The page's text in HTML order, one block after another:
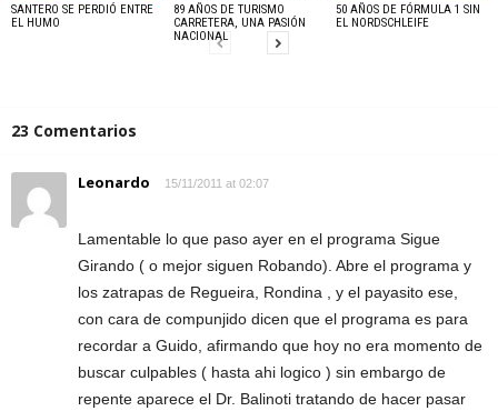
SANTERO SE PERDIÓ ENTRE
EL HUMO
89 AÑOS DE TURISMO
CARRETERA, UNA PASIÓN
NACIONAL
50 AÑOS DE FÓRMULA 1 SIN
EL NORDSCHLEIFE
23 Comentarios
Leonardo 15/11/2011 at 02:07
Lamentable lo que paso ayer en el programa Sigue
Girando ( o mejor siguen Robando). Abre el programa y
los zatrapas de Regueira, Rondina , y el payasito ese,
con cara de compunjido dicen que el programa es para
recordar a Guido, afirmando que hoy no era momento de
buscar culpables ( hasta ahi logico ) sin embargo de
repente aparece el Dr. Balinoti tratando de hacer pasar